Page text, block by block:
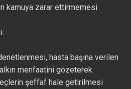
kamuya zarar ettirmemesi
hasta başına verilen
menfaatini gözeterek
şeffaf hale getirilmesi